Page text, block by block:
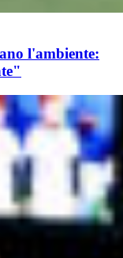
l'ambiente: